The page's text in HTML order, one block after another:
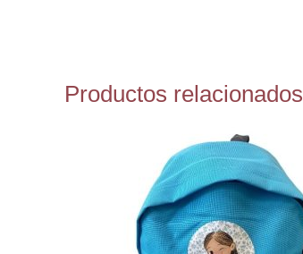
Productos relacionados